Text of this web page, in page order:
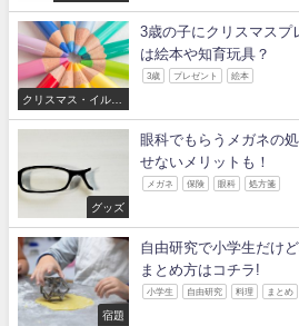
クリスマス・イルミ
3歳の子にクリスマスプ
は絵本や知育玩具？
3歳 プレゼント 絵本
グッズ
眼科でもらうメガネの
せないメリットも！
メガネ 保険 眼科 処方箋
宿題
自由研究で小学生だけ
まとめ方はコチラ!
小学生 自由研究 料理 まとめ